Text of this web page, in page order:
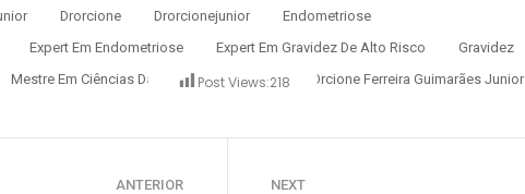
Post Views:218
Drorcione Drorcionejunior
Endometriose
Expert Em Endometriose Expert Em Gravidez De Alto Risco
Gravidez
Mestre Em Ciências Da Saúde Orcione
Orcione Ferreira Guimarães Junior
ANTERIOR NEXT